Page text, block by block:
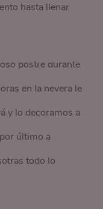
hasta llenar
postre durante
en la nevera le
y lo decoramos a
último a
todo lo